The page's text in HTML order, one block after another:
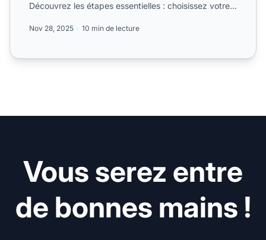
Découvrez les étapes essentielles : choisissez votre
Nov 28, 2025 10 min de lecture
Vous serez entre
de bonnes mains !